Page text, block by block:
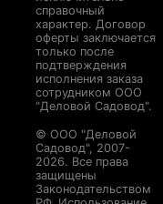
справочный
характер. Договор
оферты заключается
только после
подтверждения
исполнения заказа
сотрудником ООО
"Деловой Садовод".
© ООО "Деловой
Садовод", 2007-
2026. Все права
защищены
Законодательством